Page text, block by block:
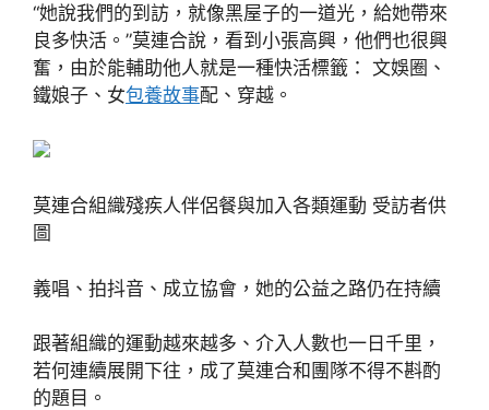
“她說我們的到訪，就像黑屋子的一道光，給她帶來
良多快活。”莫連合說，看到小張高興，他們也很興
奮，由於能輔助他人就是一種快活標籤： 文娛圈、
鐵娘子、女包養故事配、穿越。
莫連合組織殘疾人伴侶餐與加入各類運動 受訪者供
圖
義唱、拍抖音、成立協會，她的公益之路仍在持續
跟著組織的運動越來越多、介入人數也一日千里，
若何連續展開下往，成了莫連合和團隊不得不斟酌
的題目。